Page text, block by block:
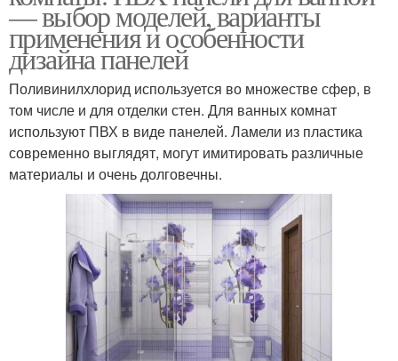
— выбор моделей, варианты
применения и особенности
дизайна панелей
Поливинилхлорид используется во множестве сфер, в
том числе и для отделки стен. Для ванных комнат
используют ПВХ в виде панелей. Ламели из пластика
современно выглядят, могут имитировать различные
материалы и очень долговечны.